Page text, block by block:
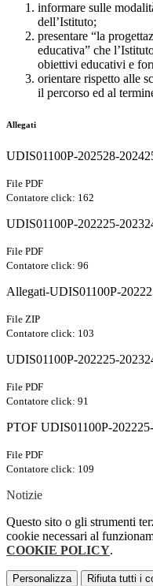
informare sulle
dell’Istituto;
presentare “la
educativa” che
obiettivi educativi e
orientare rispetto alle
il percorso ed al
Allegati
UDIS01100P-202528-
File PDF
Contatore click: 162
UDIS01100P-202225-
File PDF
Contatore click: 96
Allegati-UDIS01100P-
File ZIP
Contatore click: 103
UDIS01100P-202225-
File PDF
Contatore click: 91
PTOF UDIS01100P-
File PDF
Contatore click: 109
Notizie
Questo sito o gli strumenti
cookie necessari al
COOKIE POLICY.
Personalizza Rifiuta tutti i